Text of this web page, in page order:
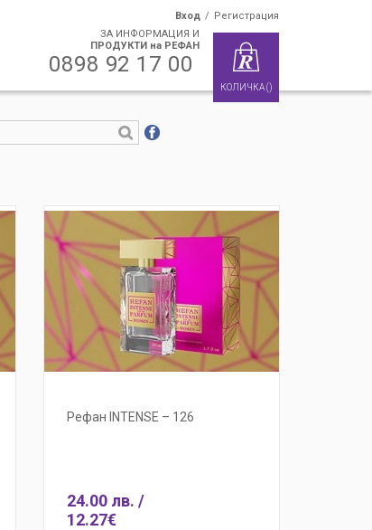
ЗА ИНФОРМАЦИЯ И
ПРОДУКТИ на РЕФАН
0898 92 17 00
Вход / Регистрация
КОЛИЧКА()
Рефан INTENSE – 126
24.00 лв. /
12.27€